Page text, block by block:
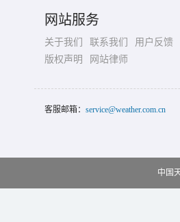
网站服务
关于我们 联系我们
用户反馈
版权声明
网站律师
客服邮箱： service@weather.com.cn
中国